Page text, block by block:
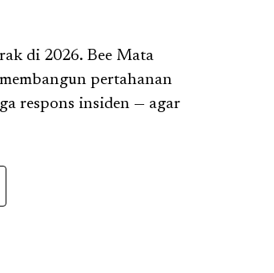
di 2026. Bee Mata
pertahanan
respons insiden — agar